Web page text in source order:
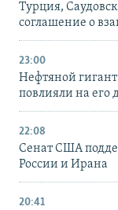
Турция,
соглашение о
23:00
Нефтяной гигант
повлияли на его
22:08
Сенат США
России и Ирана
20:41